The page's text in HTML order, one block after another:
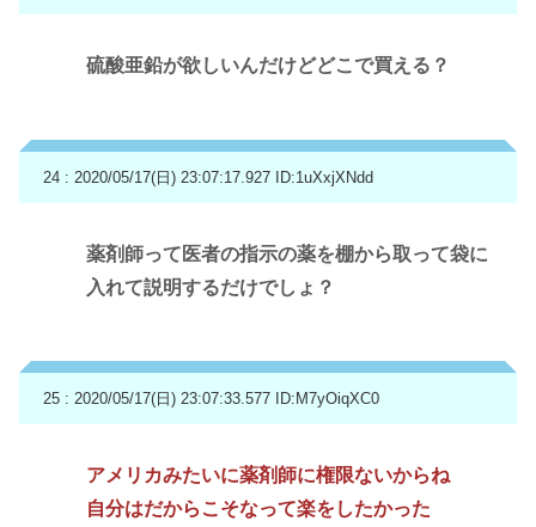
硫酸亜鉛が欲しいんだけどどこで買える？
24 : 2020/05/17(日) 23:07:17.927 ID:1uXxjXNdd
薬剤師って医者の指示の薬を棚から取って袋に
入れて説明するだけでしょ？
25 : 2020/05/17(日) 23:07:33.577 ID:M7yOiqXC0
アメリカみたいに薬剤師に権限ないからね
自分はだからこそなって楽をしたかった